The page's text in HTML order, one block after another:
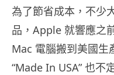
為了節省成本，不少
品，Apple 就響應之
Mac 電腦搬到美國生
“Made In USA” 也不